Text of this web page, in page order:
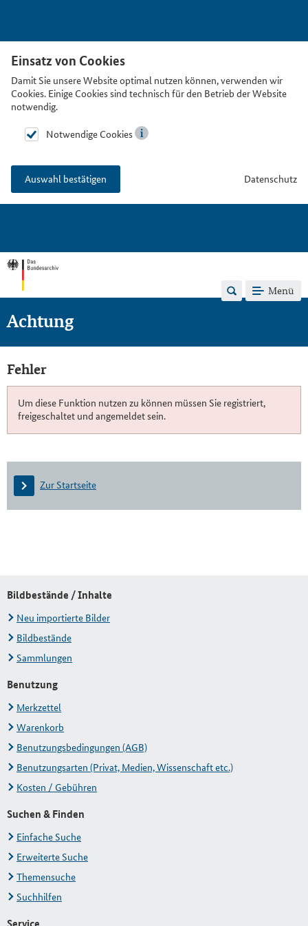
Einsatz von Cookies
Damit Sie unsere Website optimal nutzen können, verwenden wir
Cookies. Einige Cookies sind technisch für den Betrieb der Website
notwendig.
Notwendige Cookies
Auswahl bestätigen Datenschutz
Menü
Achtung
Fehler
Um diese Funktion nutzen zu können müssen Sie registriert,
freigeschaltet und angemeldet sein.
Zur Startseite
Bildbestände / Inhalte
Neu importierte Bilder
Bildbestände
Sammlungen
Benutzung
Merkzettel
Warenkorb
Benutzungsbedingungen (AGB)
Benutzungsarten (Privat, Medien, Wissenschaft etc.)
Kosten / Gebühren
Suchen & Finden
Einfache Suche
Erweiterte Suche
Themensuche
Suchhilfen